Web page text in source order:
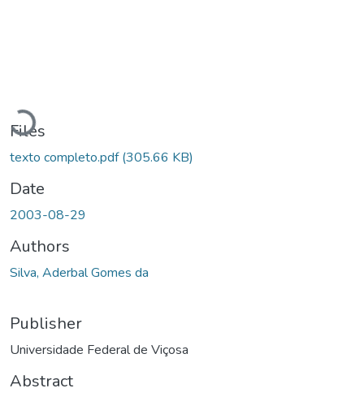
Loading...
Files
texto completo.pdf(305.66 KB)
Date
2003-08-29
Authors
Silva, Aderbal Gomes da
Publisher
Universidade Federal de Viçosa
Abstract